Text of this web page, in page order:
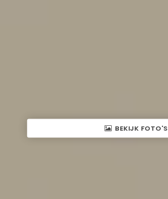
BEKIJK FOTO'S